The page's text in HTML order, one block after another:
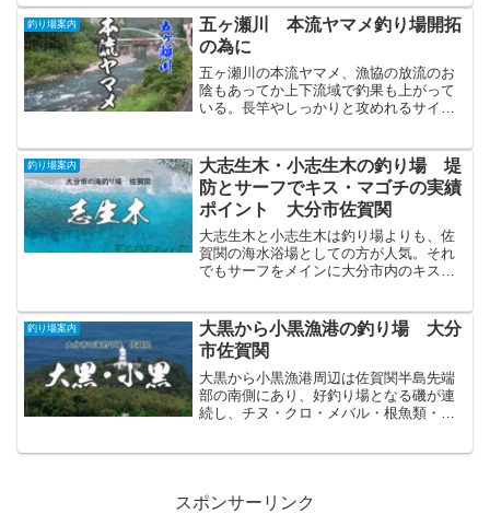
挙げられる。
釣り場案内
五ヶ瀬川 本流ヤマメ釣り場開拓
の為に
五ヶ瀬川の本流ヤマメ、漁協の放流のお
陰もあってか上下流域で釣果も上がって
いる。長竿やしっかりと攻めれるサイズ
清流である。
釣り場案内
大志生木・小志生木の釣り場 堤
防とサーフでキス・マゴチの実績
ポイント 大分市佐賀関
大志生木と小志生木は釣り場よりも、佐
賀関の海水浴場としての方が人気。それ
でもサーフをメインに大分市内のキス・
釣り場案内
大黒から小黒漁港の釣り場 大分
市佐賀関
大黒から小黒漁港周辺は佐賀関半島先端
部の南側にあり、好釣り場となる磯が連
続し、チヌ・クロ・メバル・根魚類・イ
スポンサーリンク